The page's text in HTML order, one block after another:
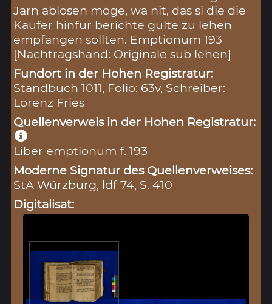
Jarn ablosen möge, wa nit, das si die die
Kaufer hinfur berichte gulte zu lehen
empfangen sollten. Emptionum 193
[Nachtragshand: Originale sub lehen]
Fundort in der Hohen Registratur:
Standbuch 1011, Folio: 63v, Schreiber:
Lorenz Fries
Quellenverweis in der Hohen Registratur:
Liber emptionum f. 193
Moderne Signatur des Quellenverweises:
StA Würzburg, ldf 74, S. 410
Digitalisat: